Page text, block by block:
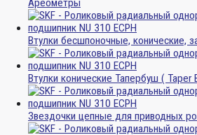
Втулки бесшпоночные, конические,
Втулки конические Тапербуш ( Taper
Звездочки цепные для приводных